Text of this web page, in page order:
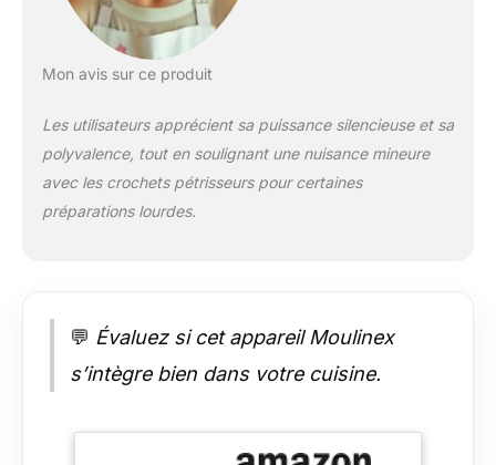
Mon avis sur ce produit
Les utilisateurs apprécient sa puissance silencieuse et sa
polyvalence, tout en soulignant une nuisance mineure
avec les crochets pétrisseurs pour certaines
préparations lourdes.
💬 Évaluez si cet appareil Moulinex
s’intègre bien dans votre cuisine.